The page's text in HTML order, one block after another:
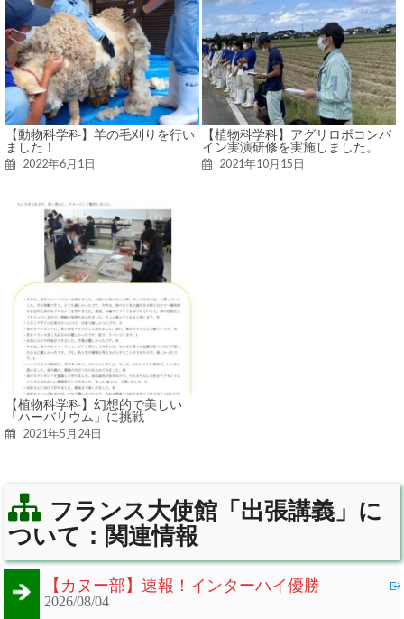
【動物科学科】羊の毛刈りを行い
ました！
2022年6月1日
【植物科学科】アグリロボコンバ
イン実演研修を実施しました。
2021年10月15日
【植物科学科】幻想的で美しい
「ハーバリウム」に挑戦
2021年5月24日
フランス大使館「出張講義」に
ついて：関連情報
【カヌー部】速報！インターハイ優勝
2026/08/04